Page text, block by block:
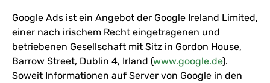
Google Ads ist ein Angebot der Google Ireland Limited,
einer nach irischem Recht eingetragenen und
betriebenen Gesellschaft mit Sitz in Gordon House,
Barrow Street, Dublin 4, Irland (www.google.de).
Soweit Informationen auf Server von Google in den